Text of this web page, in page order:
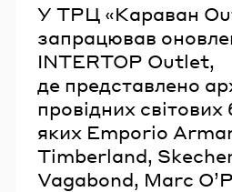
У ТРЦ «Караван
запрацював
INTERTOP Outlet,
де представлено
провідних
яких Emporio
Timberland,
Vagabond, Marc